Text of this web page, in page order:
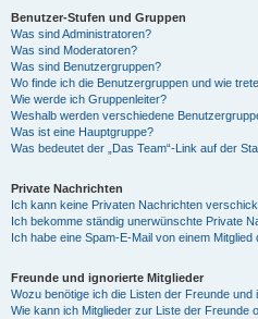
Benutzer-Stufen und Gruppen
Was sind Administratoren?
Was sind Moderatoren?
Was sind Benutzergruppen?
Wo finde ich die Benutzergruppen und wie
Wie werde ich Gruppenleiter?
Weshalb werden verschiedene
Was ist eine Hauptgruppe?
Was bedeutet der „Das Team“-Link auf der
Private Nachrichten
Ich kann keine Privaten Nachrichten
Ich bekomme ständig unerwünschte Private
Ich habe eine Spam-E-Mail von einem
Freunde und ignorierte Mitglieder
Wozu benötige ich die Listen der Freunde und
Wie kann ich Mitglieder zur Liste der Freunde